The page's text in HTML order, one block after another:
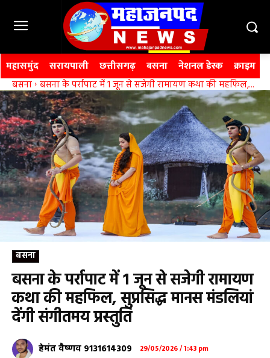
महासमुंद सरायपाली छत्तीसगढ़ बसना नेशनल डेस्क क्राइम
बसना बसना के पर्रापाट में 1 जून से सजेगी रामायण कथा की महफिल,...
बसना
बसना के पर्रापाट में 1 जून से सजेगी रामायण
कथा की महफिल, सुप्रसिद्ध मानस मंडलियां
देंगी संगीतमय प्रस्तुति
हेमंत वैष्णव 9131614309 29/05/2026 / 1:43 pm